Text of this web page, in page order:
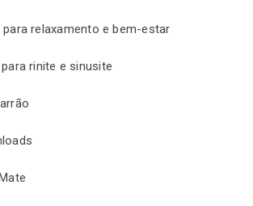
para relaxamento e bem-estar
rinite e sinusite